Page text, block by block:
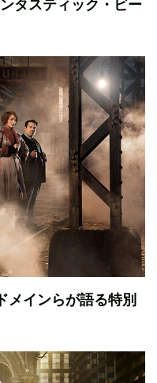
タスティック・ビー
メインらが語る特別